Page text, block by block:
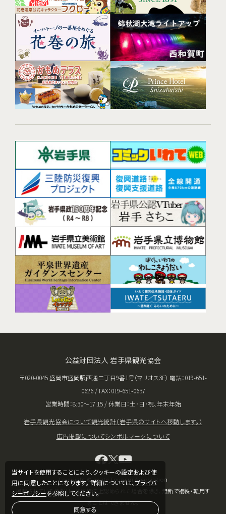
当サイトを使用することにより、クッキーの設定および使
用に同意したことになります。 詳細については、プライバ
シーポリシーを参照してください。
同意する
公益財団法人 岩手県観光協会
〒020-0045 盛岡市盛岡駅西通二丁目9番1号（マリオス3F） 電話：019-651-
0626 / FAX：019-651-0637
営業時間：8:30〜17:15 / 休業日：土･日･祝、年末年始
岩手県観光協会について観光統計（岩手県のサイトへ移動します。）
広告掲載についてシンボルマークについて
Copyright © Iwate Tourism Association
掲載されている情報は、著作権法上認められた場合を除き、無断で複製・転用す
ることはできません。